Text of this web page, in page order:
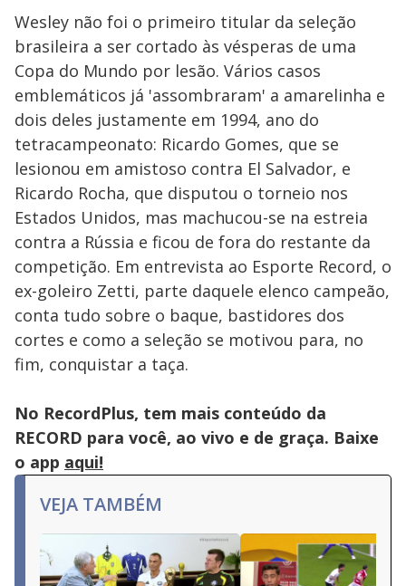
Dunga exigem
'postura' e 'cobrança'
pelo hexa da seleção
Wesley não foi o primeiro titular da seleção
brasileira a ser cortado às vésperas de uma
Copa do Mundo por lesão. Vários casos
emblemáticos já 'assombraram' a amarelinha e
dois deles justamente em 1994, ano do
tetracampeonato: Ricardo Gomes, que se
lesionou em amistoso contra El Salvador, e
Ricardo Rocha, que disputou o torneio nos
Estados Unidos, mas machucou-se na estreia
contra a Rússia e ficou de fora do restante da
competição. Em entrevista ao Esporte Record, o
ex-goleiro Zetti, parte daquele elenco campeão,
conta tudo sobre o baque, bastidores dos
cortes e como a seleção se motivou para, no
fim, conquistar a taça.
No RecordPlus, tem mais conteúdo da
RECORD para você, ao vivo e de graça. Baixe
o app aqui!
VEJA TAMBÉM